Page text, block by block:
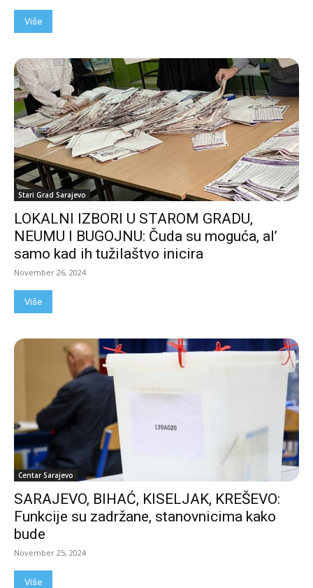
Više
Stari Grad Sarajevo
LOKALNI IZBORI U STAROM GRADU,
NEUMU I BUGOJNU: Čuda su moguća, al’
samo kad ih tužilaštvo inicira
November 26, 2024
Više
Centar Sarajevo
SARAJEVO, BIHAĆ, KISELJAK, KREŠEVO:
Funkcije su zadržane, stanovnicima kako
bude
November 25, 2024
Više